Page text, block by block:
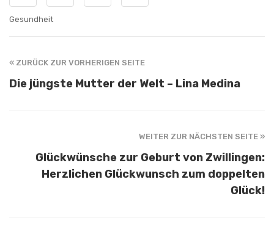
Gesundheit
« ZURÜCK ZUR VORHERIGEN SEITE
Die jüngste Mutter der Welt – Lina Medina
WEITER ZUR NÄCHSTEN SEITE »
Glückwünsche zur Geburt von Zwillingen:
Herzlichen Glückwunsch zum doppelten
Glück!